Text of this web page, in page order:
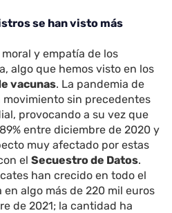
se han visto más
y empatía de los
algo que hemos visto en los
vacunas. La pandemia de
sin precedentes
provocando a su vez que
entre diciembre de 2020 y
muy afectado por estas
elSecuestro de Datos.
han crecido en todo el
algo más de 220 mil euros
de 2021; la cantidad ha